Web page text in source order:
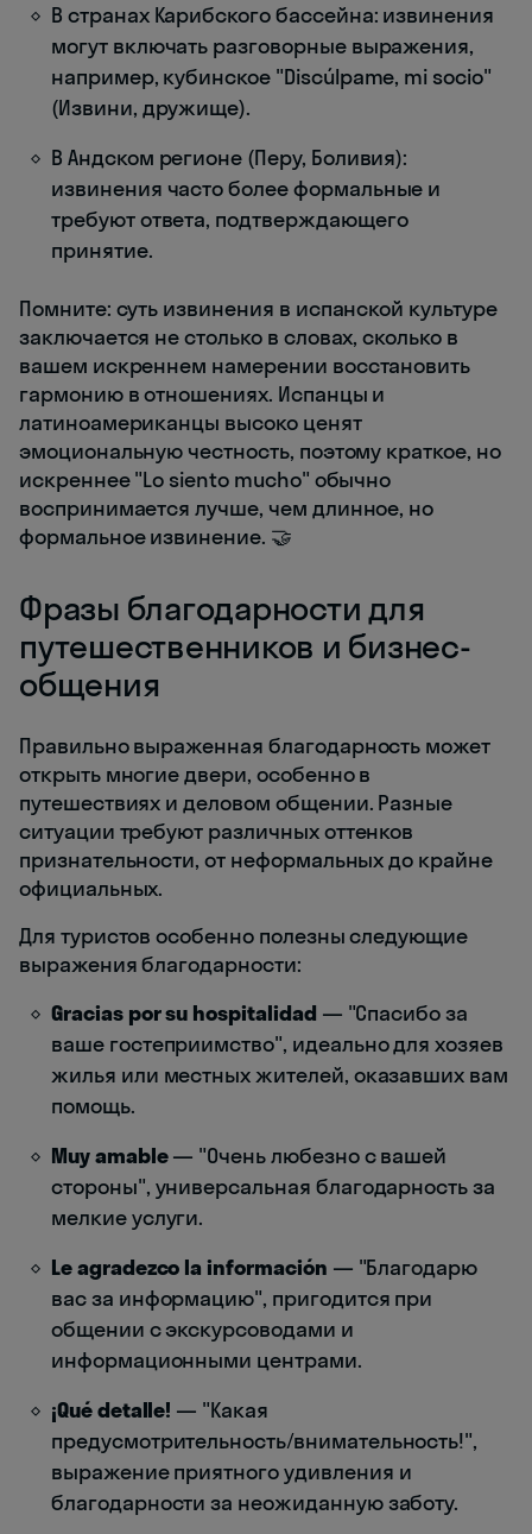
В странах Карибского бассейна: извинения
могут включать разговорные выражения,
например, кубинское "Discúlpame, mi socio"
(Извини, дружище).
В Андском регионе (Перу, Боливия):
извинения часто более формальные и
требуют ответа, подтверждающего
принятие.
Помните: суть извинения в испанской культуре
заключается не столько в словах, сколько в
вашем искреннем намерении восстановить
гармонию в отношениях. Испанцы и
латиноамериканцы высоко ценят
эмоциональную честность, поэтому краткое, но
искреннее "Lo siento mucho" обычно
воспринимается лучше, чем длинное, но
формальное извинение. 🤝
Фразы благодарности для
путешественников и бизнес-
общения
Правильно выраженная благодарность может
открыть многие двери, особенно в
путешествиях и деловом общении. Разные
ситуации требуют различных оттенков
признательности, от неформальных до крайне
официальных.
Для туристов особенно полезны следующие
выражения благодарности:
Gracias por su hospitalidad — "Спасибо за
ваше гостеприимство", идеально для хозяев
жилья или местных жителей, оказавших вам
помощь.
Muy amable— "Очень любезно с вашей
стороны", универсальная благодарность за
мелкие услуги.
Le agradezco la información — "Благодарю
вас за информацию", пригодится при
общении с экскурсоводами и
информационными центрами.
¡Qué detalle! — "Какая
предусмотрительность/внимательность!",
выражение приятного удивления и
благодарности за неожиданную заботу.